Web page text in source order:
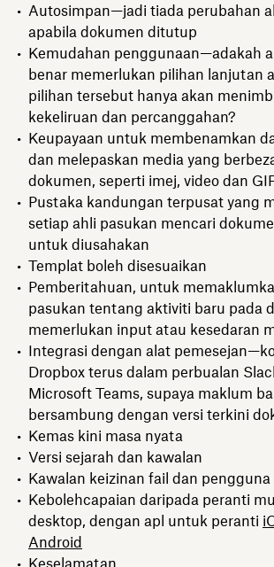
Autosimpan—jadi tiada perubahan
apabila dokumen ditutup
Kemudahan penggunaan—adakah
benar memerlukan pilihan lanjutan
pilihan tersebut hanya akan
kekeliruan dan percanggahan?
Keupayaan untuk membenamkan
dan melepaskan media yang
dokumen, seperti imej, video dan
Pustaka kandungan terpusat yang
setiap ahli pasukan mencari
untuk diusahakan
Templat boleh disesuaikan
Pemberitahuan, untuk
pasukan tentang aktiviti baru pada
memerlukan input atau kesedaran
Integrasi dengan alat
Dropbox terus dalam perbualan
Microsoft Teams, supaya maklum
bersambung dengan versi terkini
Kemas kini masa nyata
Versi sejarah dan kawalan
Kawalan keizinan fail dan pengguna
Kebolehcapaian daripada peranti
desktop, dengan apl untuk peranti
Android